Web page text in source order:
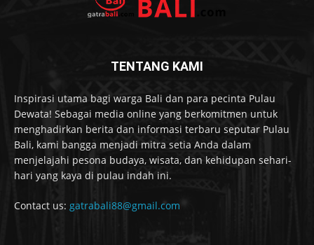
TENTANG KAMI
Inspirasi utama bagi warga Bali dan para pecinta Pulau
Dewata! Sebagai media online yang berkomitmen untuk
menghadirkan berita dan informasi terbaru seputar Pulau
Bali, kami bangga menjadi mitra setia Anda dalam
menjelajahi pesona budaya, wisata, dan kehidupan sehari-
hari yang kaya di pulau indah ini.
Contact us: gatrabali88@gmail.com